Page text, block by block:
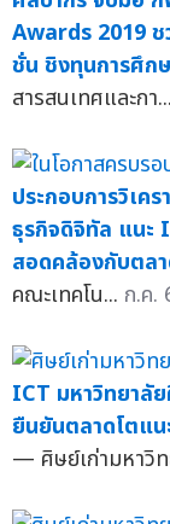
Awards 2019
ชั่น ชิงทุนการศึก
สารสนเทศและกา...
ประกอบการวิเค
ธุรกิจดิจิทัล แนะ
สอดคล้องกับตลา
คณะเทคโน... ก.ค.
ICT มหาวิทยาลั
ยืนยันตลาดโตแ
— ศิษย์เก่ามหาวิท